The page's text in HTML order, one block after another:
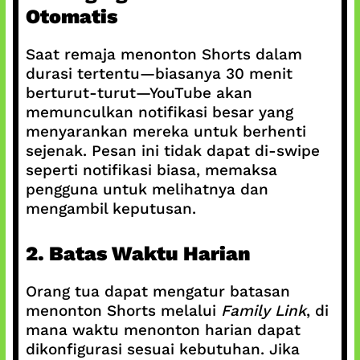
Otomatis
Saat remaja menonton Shorts dalam
durasi tertentu—biasanya 30 menit
berturut-turut—YouTube akan
memunculkan notifikasi besar yang
menyarankan mereka untuk berhenti
sejenak. Pesan ini tidak dapat di-swipe
seperti notifikasi biasa, memaksa
pengguna untuk melihatnya dan
mengambil keputusan.
2. Batas Waktu Harian
Orang tua dapat mengatur batasan
menonton Shorts melalui Family Link, di
mana waktu menonton harian dapat
dikonfigurasi sesuai kebutuhan. Jika